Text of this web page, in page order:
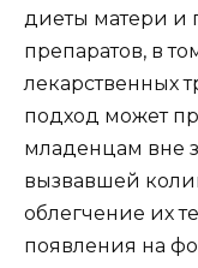
диеты матери и
препаратов, в
лекарственных
подход может
младенцам вне
вызвавшей
облегчение их
появления на